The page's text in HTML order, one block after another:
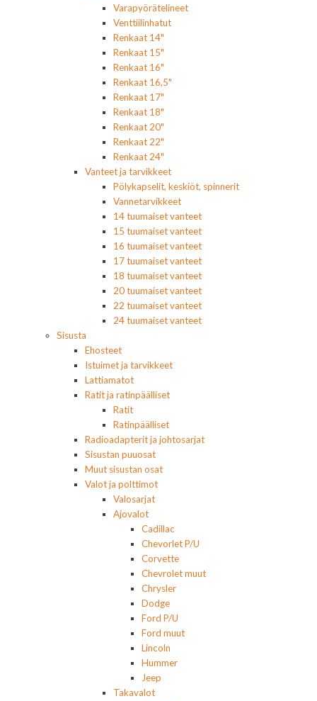
Varapyörätelineet
Venttiilinhatut
Renkaat 14"
Renkaat 15"
Renkaat 16"
Renkaat 16,5"
Renkaat 17"
Renkaat 18"
Renkaat 20"
Renkaat 22"
Renkaat 24"
Vanteet ja tarvikkeet
Pölykapselit, keskiöt, spinnerit
Vannetarvikkeet
14 tuumaiset vanteet
15 tuumaiset vanteet
16 tuumaiset vanteet
17 tuumaiset vanteet
18 tuumaiset vanteet
20 tuumaiset vanteet
22 tuumaiset vanteet
24 tuumaiset vanteet
Sisusta
Ehosteet
Istuimet ja tarvikkeet
Lattiamatot
Ratit ja ratinpäälliset
Ratit
Ratinpäälliset
Radioadapterit ja johtosarjat
Sisustan puuosat
Muut sisustan osat
Valot ja polttimot
Valosarjat
Ajovalot
Cadillac
Chevorlet P/U
Corvette
Chevrolet muut
Chrysler
Dodge
Ford P/U
Ford muut
Lincoln
Hummer
Jeep
Takavalot